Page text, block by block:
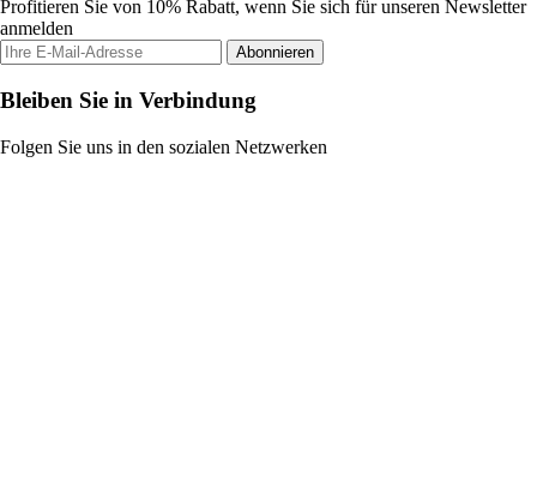
Profitieren Sie von 10% Rabatt, wenn Sie sich für unseren Newsletter
anmelden
Abonnieren
Bleiben Sie in Verbindung
Folgen Sie uns in den sozialen Netzwerken